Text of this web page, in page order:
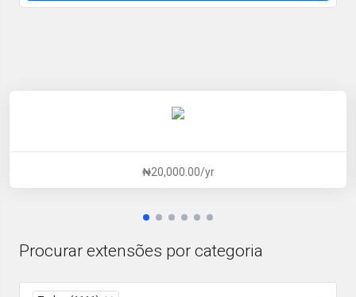
₦20,000.00/yr
Procurar extensões por categoria